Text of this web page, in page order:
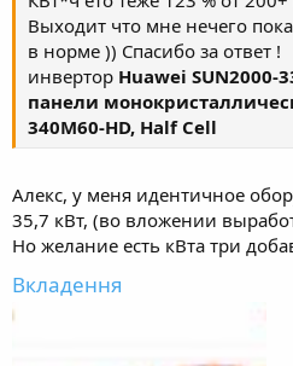
Выходит что мне нечего
в норме )) Спасибо за ответ !
инвертор Huawei SUN2000-
панели
340M60-HD, Half Cell
Алекс, у меня идентичное
35,7 кВт, (во вложении
Но желание есть кВта три
Вкладення